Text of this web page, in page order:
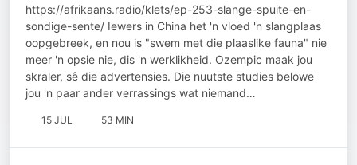
https://afrikaans.radio/klets/ep-253-slange-spuite-en-
sondige-sente/ Iewers in China het 'n vloed 'n slangplaas
oopgebreek, en nou is "swem met die plaaslike fauna" nie
meer 'n opsie nie, dis 'n werklikheid. Ozempic maak jou
skraler, sê die advertensies. Die nuutste studies belowe
jou 'n paar ander verrassings wat niemand…
15 JUL 53 MIN